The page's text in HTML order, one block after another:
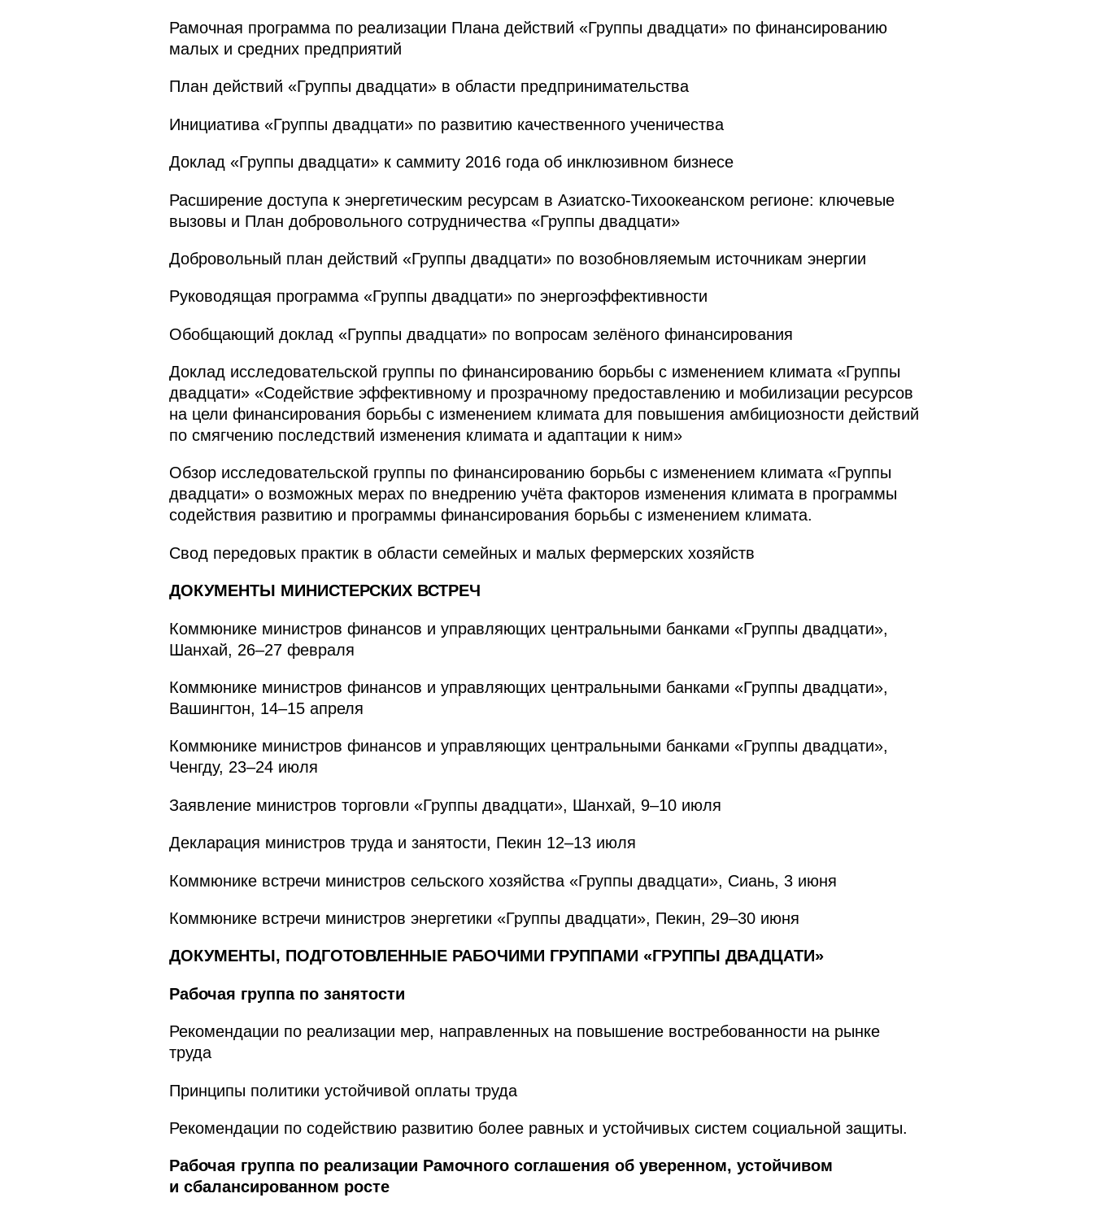
Рамочная программа по реализации Плана действий «Группы двадцати» по финансированию
малых и средних предприятий
План действий «Группы двадцати» в области предпринимательства
Инициатива «Группы двадцати» по развитию качественного ученичества
Доклад «Группы двадцати» к саммиту 2016 года об инклюзивном бизнесе
Расширение доступа к энергетическим ресурсам в Азиатско-Тихоокеанском регионе: ключевые
вызовы и План добровольного сотрудничества «Группы двадцати»
Добровольный план действий «Группы двадцати» по возобновляемым источникам энергии
Руководящая программа «Группы двадцати» по энергоэффективности
Обобщающий доклад «Группы двадцати» по вопросам зелёного финансирования
Доклад исследовательской группы по финансированию борьбы с изменением климата «Группы
двадцати» «Содействие эффективному и прозрачному предоставлению и мобилизации ресурсов
на цели финансирования борьбы с изменением климата для повышения амбициозности действий
по смягчению последствий изменения климата и адаптации к ним»
Обзор исследовательской группы по финансированию борьбы с изменением климата «Группы
двадцати» о возможных мерах по внедрению учёта факторов изменения климата в программы
содействия развитию и программы финансирования борьбы с изменением климата.
Свод передовых практик в области семейных и малых фермерских хозяйств
ДОКУМЕНТЫ МИНИСТЕРСКИХ ВСТРЕЧ
Коммюнике министров финансов и управляющих центральными банками «Группы двадцати»,
Шанхай, 26–27 февраля
Коммюнике министров финансов и управляющих центральными банками «Группы двадцати»,
Вашингтон, 14–15 апреля
Коммюнике министров финансов и управляющих центральными банками «Группы двадцати»,
Ченгду, 23–24 июля
Заявление министров торговли «Группы двадцати», Шанхай, 9–10 июля
Декларация министров труда и занятости, Пекин 12–13 июля
Коммюнике встречи министров сельского хозяйства «Группы двадцати», Сиань, 3 июня
Коммюнике встречи министров энергетики «Группы двадцати», Пекин, 29–30 июня
ДОКУМЕНТЫ, ПОДГОТОВЛЕННЫЕ РАБОЧИМИ ГРУППАМИ «ГРУППЫ ДВАДЦАТИ»
Рабочая группа по занятости
Рекомендации по реализации мер, направленных на повышение востребованности на рынке
труда
Принципы политики устойчивой оплаты труда
Рекомендации по содействию развитию более равных и устойчивых систем социальной защиты.
Рабочая группа по реализации Рамочного соглашения об уверенном, устойчивом
и сбалансированном росте